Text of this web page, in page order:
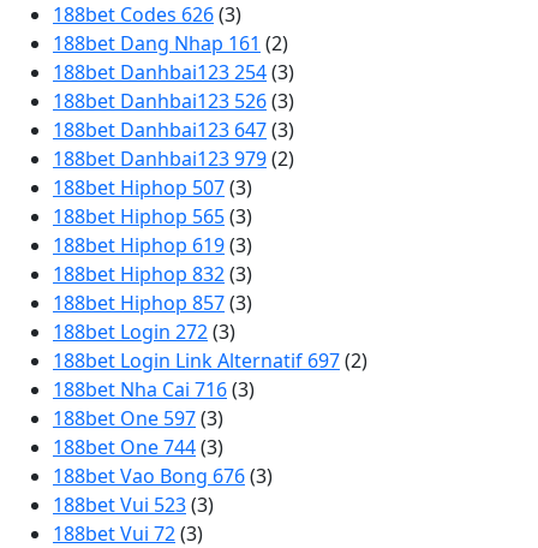
188bet Codes 626(3)
188bet Dang Nhap 161 (2)
188bet Danhbai123 254(3)
188bet Danhbai123 526(3)
188bet Danhbai123 647(3)
188bet Danhbai123 979(2)
188bet Hiphop 507(3)
188bet Hiphop 565(3)
188bet Hiphop 619(3)
188bet Hiphop 832(3)
188bet Hiphop 857(3)
188bet Login 272(3)
188bet Login Link Alternatif 697(2)
188bet Nha Cai 716(3)
188bet One 597(3)
188bet One 744(3)
188bet Vao Bong 676(3)
188bet Vui 523(3)
188bet Vui 72(3)